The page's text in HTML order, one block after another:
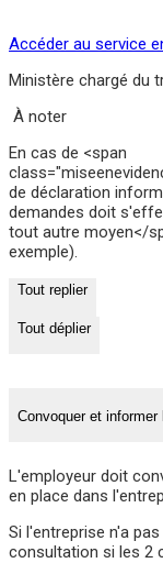
Accéder au service
Ministère chargé du
À noter
En cas de <span
de déclaration
demandes doit
tout autre moyen</
exemple).
Tout replier
Tout déplier
Convoquer et
L'employeur doit
en place dans
Si l'entreprise n'a
consultation si les 2